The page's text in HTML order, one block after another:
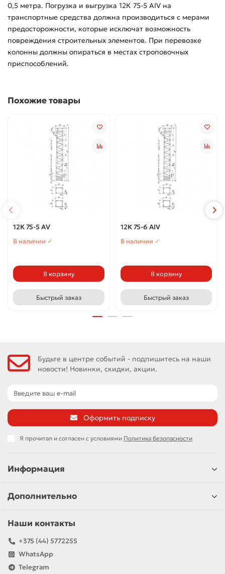
0,5 метра. Погрузка и выгрузка 12К 75-5 АIV на
транспортные средства должна производиться с мерами
предосторожности, которые исключат возможность
повреждения строительных элементов. При перевозке
колонны должны опираться в местах строповочных
приспособлений.
Похожие товары
12К 75-5 АV
В наличии ✓
В корзину
Быстрый заказ
12К 75-6 АIV
В наличии ✓
В корзину
Быстрый заказ
Будьте в центре событий - подпишитесь на наши
новости! Новинки, скидки, акции.
Оформить подписку
Я прочитал и согласен с условиями Политика безопасности
Информация
Дополнительно
Наши контакты
+375 (44) 5772255
WhatsApp
Telegram